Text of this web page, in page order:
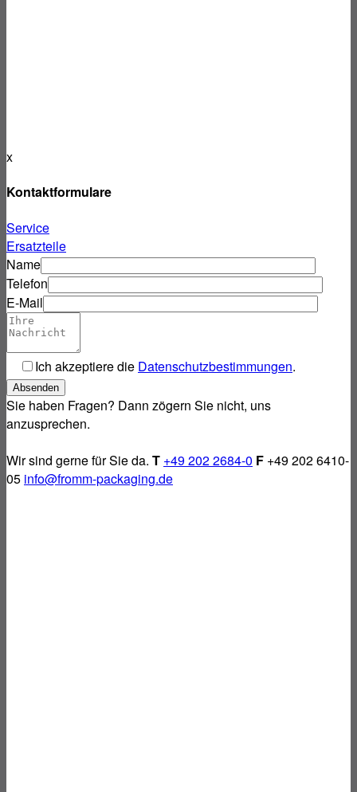
x
Kontaktformulare
Service
Ersatzteile
Name
Telefon
E-Mail
Ich akzeptiere die Datenschutzbestimmungen.
Bitte
füllen
Sie
Feld
nicht
Sie haben Fragen? Dann zögern Sie nicht, uns
anzusprechen.
Wir sind gerne für Sie da. T +49 202 2684-0 F +49 202 6410-
05 info@fromm-packaging.de